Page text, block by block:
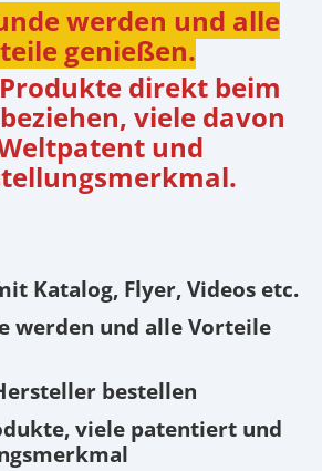
werden und alle
genießen.
direkt beim
viele davon
und
Katalog, Flyer, Videos etc.
werden und alle Vorteile
bestellen
viele patentiert und